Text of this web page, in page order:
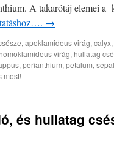
A takarótáj elemei
→
, apoklamideus virág, calyx,
homoklamideus virág, hullatag
, perianthium, petalum,
most!
és hullatag